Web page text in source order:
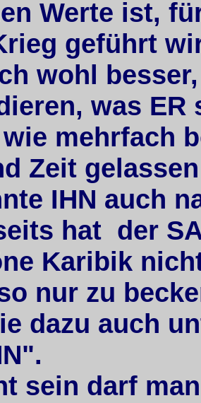
Werte ist,
geführt
wohl
was
mehrfach
Zeit
IHN auch
hat der
Karibik
nur zu
dazu auch
sein darf